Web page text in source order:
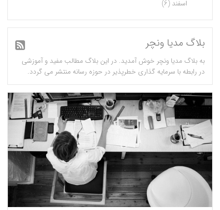
اسفند (6)
بلاگ مدیا ونچر
به بلاگ مدیا ونچر خوش آمدید. در این بلاگ مطالب مفید و آموزشی
در رابطه با سرمایه گذاری خطرپذیر در حوزه رسانه منتشر می گردد.